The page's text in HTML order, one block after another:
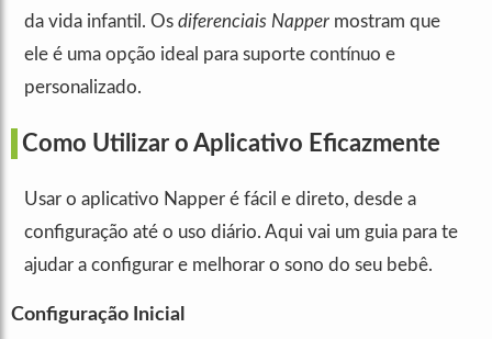
da vida infantil. Os diferenciais Napper mostram que
ele é uma opção ideal para suporte contínuo e
personalizado.
Como Utilizar o Aplicativo Eficazmente
Usar o aplicativo Napper é fácil e direto, desde a
configuração até o uso diário. Aqui vai um guia para te
ajudar a configurar e melhorar o sono do seu bebê.
Configuração Inicial